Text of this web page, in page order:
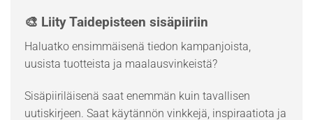
🎨 Liity Taidepisteen sisäpiiriin
Haluatko ensimmäisenä tiedon kampanjoista,
uusista tuotteista ja maalausvinkeistä?
Sisäpiiriläisenä saat enemmän kuin tavallisen
uutiskirjeen. Saat käytännön vinkkejä, inspiraatiota ja